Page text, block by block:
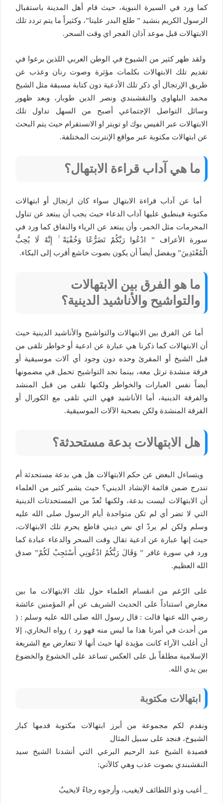
كما ورد في السيرة النبوية، حيث قام أهل المدينة باستقبال
الرسول الكريم بنشيد ” طلع البدر علينا”، وكثيراً ما يتم تردد تلك
الابتهالات قبل موعد آذان الفجر اي وقت السحر.
ولقد ظهر كثير من الشيوخ في الوطن العربي اللذين برعوا في
تقديم تلك الابتهالات بكلمات مؤثرة وصوت رنان وعذب عن
طريق الإرتجال أي ذكر تلك الأدعية دون كتابة مسبقة مثل الشيخ
محمد البلهاوي والنقشبندي ونصر الدين طوبار، وبعد ظهور
وسائل التواصل الإجتماعي أصبح من السهل تداول تلك
الابتهالات عبر الفيس بوك او تويتر او الانستقرام حيث يتم البحث
عن ابتهالات مكتوبة عبر مواقع الإنترنت المختلفة.
ما هي آداب قراءة الابتهال؟
أما عن آداب قراءة الابتهال سواء كان ارتجال أو ابتهالات
مكتوبة فينطبق عليها آداب الدعاء حيث يجب أن يبتعد عن تناول
المحرمات مثل الخمر، وأن يبتعد عن الرياء والنفاق كما ورد في
سورة الأعراف ” ادْعُوا رَبَّكُمْ تَضَرُّعًا وَخُفْيَةً ۚ إِنَّهُ لَا يُحِبُّ
الْمُعْتَدِينَ” ويفضل أيضاً أن يكون بصوت خاشع أقرب إلى البكاء.
ما هو الفرق بين الابتهالات
والتواشيح والأناشيد الدينية؟
أما عن الفرق بين الابتهالات والتواشيح والأناشيد الدينية حيث
أن الابتهالات كما ذكرنا هي عبارة عن ادعية أو خواطر تلقى من
قبل الشيخ أو المقرئ وحده دون وجود أي آلات موسيقية أو
فرقة منشدة ترتل معه، بينما نجد التواشيح تحمل في مضمونها
أيضاً نفس العبارات والخواطر ولكنها تلقى من قبل المنشد
والفرقة الدينية، أما الأناشيد فهي التي تلقى مع الكورال أو
الفرقة المنشدة ولكن بصحبة الآلات الموسيقية.
هل الابتهالات بدعة مستحدثة؟
ويتساءل البعض عن حكم الابتهالات هل هي بدعة مستحدثة أم
تندرج ضمن قائمة الإنشاد الديني؟ حيث يشير كثير من العلماء
أن الابتهالات ليست بدعة، ولكنها تُعدّ من المستحدثات الدينية
التي لا تضر أي لم تكن متواجدة أيام الرسول صلى الله عليه
وسلم ولكن لم يردّ اي نص ديني قاطع يحرم تلك الابتهالات،
حيث إنها عبارة عن ادعية تقال وقت السحر والدعاء عبادة كما
ورد في سورة غافر ” وَقَالَ رَبُّكُمُ ادْعُونِي أَسْتَجِبْ لَكُمْ” صدق
الله العظيم.
على الرّغم من انقسام العلماء حول تلك الابتهالات ما بين
معارض استناداً على الحديث الشريف عن أم المؤمنين عائشة
رضي الله عنها قالت : قال رسول الله صلى الله عليه وسلم : (
من أحدث في أمرنا هذا ما ليس منه فهو رد ) رواه البخاري، إلا
أن أغلب الآراء كانت مؤيدة لها حيث أنها لا تتعارض مع الشريعة
الإسلامية مطلقاً بل على العكس تساعد على الخشوع والخضوع
بين يدي الله.
ابتهالات مكتوبة
ونقدم لكم مجموعة من أبرز ابتهالات مكتوبة قدمها كبار
الشيوخ، فنجد على سبيل المثال
قصيدة الشيخ عبد الرحيم البرعي التي أنشدنا الشيخ سيد
النقشبندي بصوت عذب وهي كالآتي:
_ أغيب وذو اللطائف لايغيب، وأرجوه رجاءً لايخيبُ